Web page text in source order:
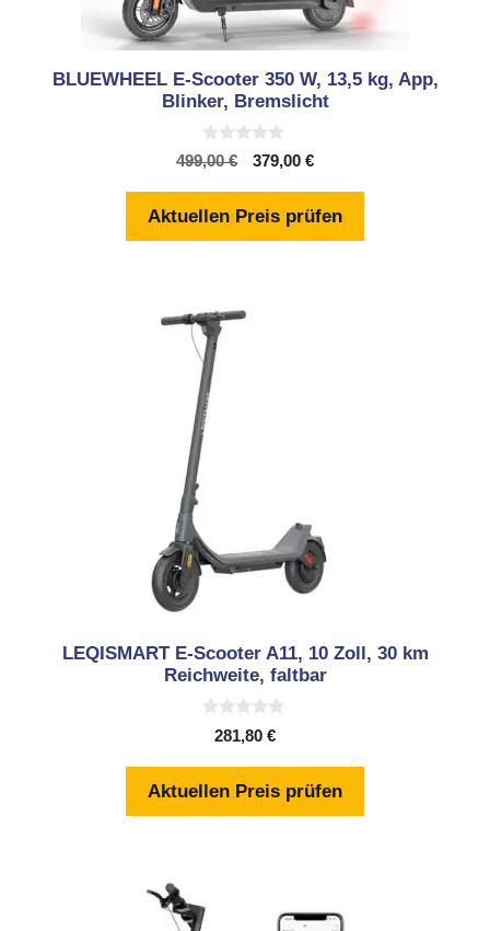
BLUEWHEEL E-Scooter 350 W, 13,5 kg, App,
Blinker, Bremslicht
0
v
5
499,00€
Ursprünglicher
war:
499,00 €
379,00 €Aktueller
ist:
Aktuellen Preis prüfen
LEQISMART E-Scooter A11, 10 Zoll, 30 km
Reichweite, faltbar
5
281,80 €
Aktuellen Preis prüfen